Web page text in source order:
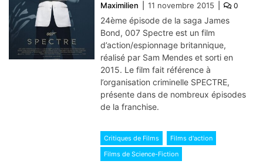
Maximilien 11 novembre 2015 0
24ème épisode de la saga James
Bond, 007 Spectre est un film
d’action/espionnage britannique,
réalisé par Sam Mendes et sorti en
2015. Le film fait référence à
l’organisation criminelle SPECTRE,
présente dans de nombreux épisodes
de la franchise.
Critiques de Films
Films d'action
Films de Science-Fiction